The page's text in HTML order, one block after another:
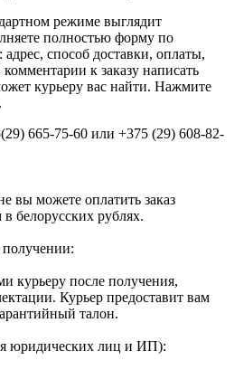
режиме выглядит
полностью форму по
способ доставки, оплаты,
к заказу написать
курьеру вас найти. Нажмите
665-75-60 или +375 (29) 608-82-
вы можете оплатить заказ
белорусских рублях.
курьеру после получения,
Курьер предоставит вам
талон.
юридических лиц и ИП):